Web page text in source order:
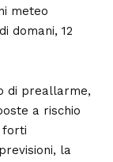
meteo
domani, 12
di preallarme,
a rischio
forti
la